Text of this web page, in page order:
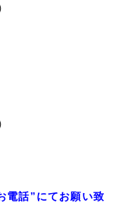
電話”にてお願い致